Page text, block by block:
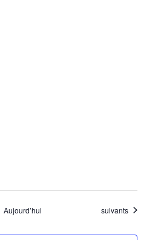
Aujourd’hui Évènements
suivants